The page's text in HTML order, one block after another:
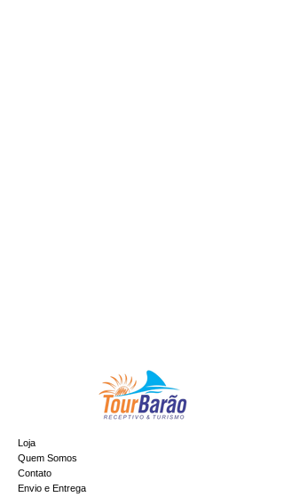
Loja
Quem Somos
Contato
Envio e Entrega